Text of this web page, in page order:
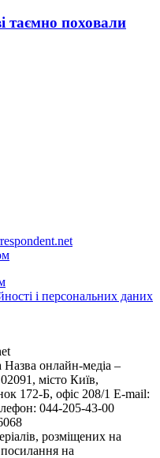
таємно поховали
і персональних даних
Назва онлайн-медіа –
місто Київ,
Б, офіс 208/1 E-mail:
044-205-43-00
розміщених на
посилання на